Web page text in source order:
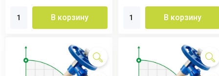
В корзину В корзину